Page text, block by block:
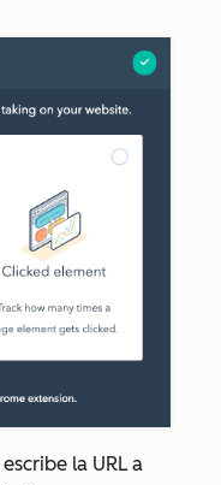
escribe la URL a